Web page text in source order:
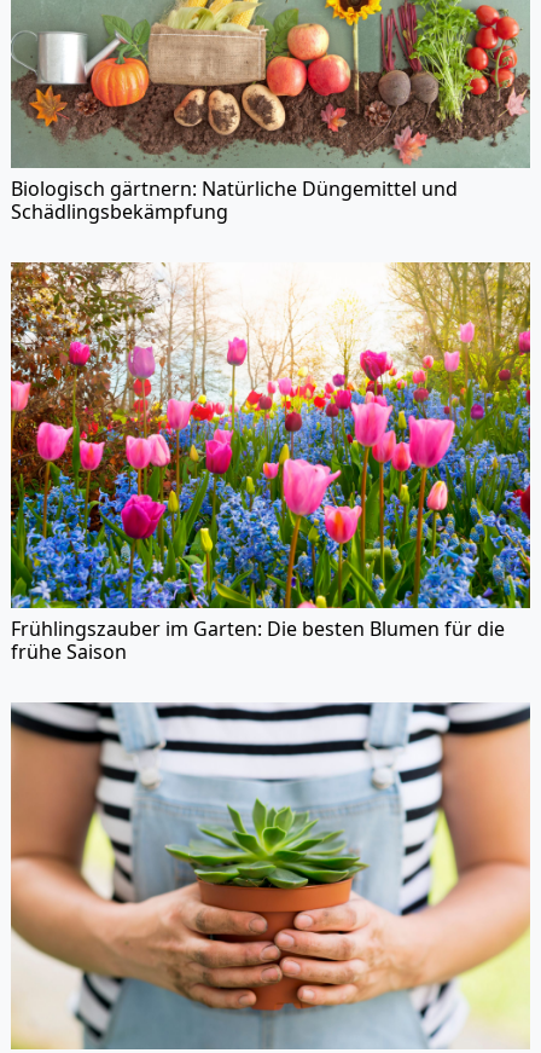
Biologisch gärtnern: Natürliche Düngemittel und
Schädlingsbekämpfung
Frühlingszauber im Garten: Die besten Blumen für die
frühe Saison